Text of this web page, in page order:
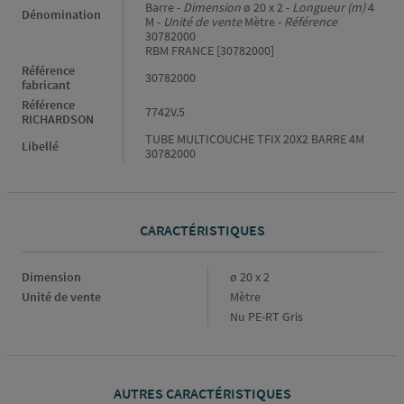
Dénomination
Barre - Dimensionø 20 x 2 - Longueur (m)4
M - Unité de venteMètre - Référence
30782000
RBM FRANCE [30782000]
Référence
fabricant
30782000
Référence
RICHARDSON
7742V.5
Libellé
TUBE MULTICOUCHE TFIX 20X2 BARRE 4M
30782000
CARACTÉRISTIQUES
Caractéristiques
Dimension
ø 20 x 2
Unité de vente
Mètre
Nu PE-RT Gris
AUTRES CARACTÉRISTIQUES